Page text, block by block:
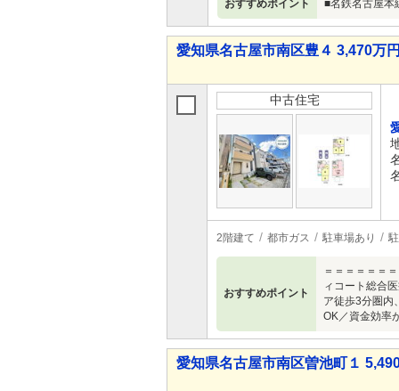
おすすめポイント ■名鉄名古屋本
愛知県名古屋市南区豊４ 3,470万
中古住宅
2階建て 都市ガス 駐車場あり
おすすめポイント
＝＝＝＝＝＝
ィコート総合
ア徒歩3分圏内
OK／資金効率
愛知県名古屋市南区曽池町１